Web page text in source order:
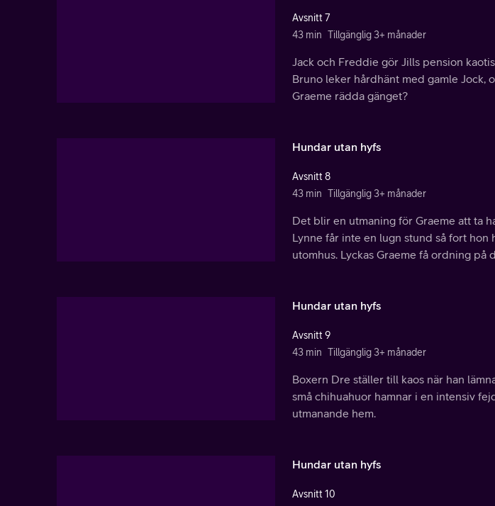
Avsnitt 7
43 min Tillgänglig 3+ månader
Jack och Freddie gör Jills pension
Bruno leker hårdhänt med gamle Jock,
Graeme rädda gänget?
Hundar utan hyfs
Avsnitt 8
43 min Tillgänglig 3+ månader
Det blir en utmaning för Graeme att ta
Lynne får inte en lugn stund så fort hon
utomhus. Lyckas Graeme få ordning på
Hundar utan hyfs
Avsnitt 9
43 min Tillgänglig 3+ månader
Boxern Dre ställer till kaos när han
små chihuahuor hamnar i en intensiv
utmanande hem.
Hundar utan hyfs
Avsnitt 10